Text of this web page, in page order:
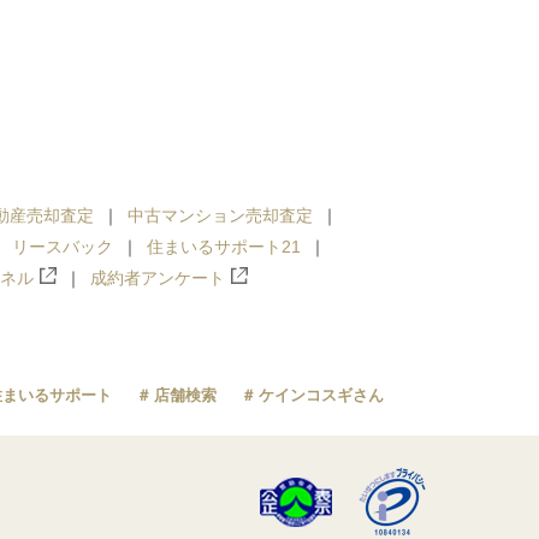
産売却査定
中古マンション売却査定
リースバック
住まいるサポート21
ル 成約者アンケート
いるサポート 店舗検索 ケインコスギさん